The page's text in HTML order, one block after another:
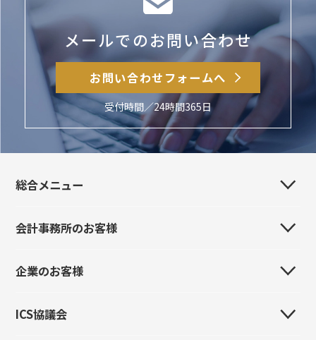
メールでのお問い合わせ
お問い合わせフォームへ
受付時間／24時間365日
総合メニュー
会社案内
事業所・販売代理店・関連会社
イベント情報
会計事務所のお客様
はじめてのお客様
製品紹介
企業のお客様
はじめてのお客様
ICS協議会